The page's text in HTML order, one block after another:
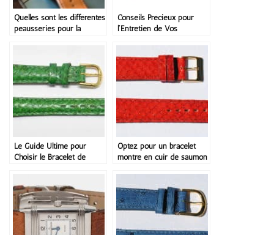
Quelles sont les différentes
peausseries pour la
Conseils Précieux pour
l’Entretien de Vos
Le Guide Ultime pour
Choisir le Bracelet de
Optez pour un bracelet
montre en cuir de saumon